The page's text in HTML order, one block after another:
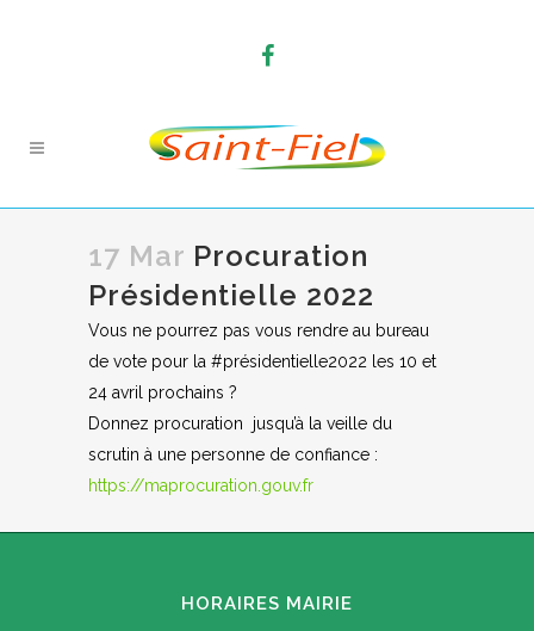
17 Mar Procuration
Présidentielle 2022
Vous ne pourrez pas vous rendre au bureau
de vote pour la #présidentielle2022 les 10 et
24 avril prochains ?
Donnez procuration jusqu’à la veille du
scrutin à une personne de confiance :
https://maprocuration.gouv.fr
HORAIRES MAIRIE